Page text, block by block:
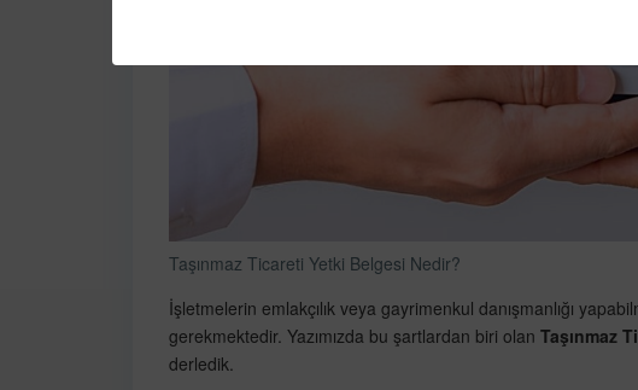
Taşınmaz Ticareti Yetki Belgesi Nedir?
İşletmelerin emlakçılık veya gayrimenkul danışmanlığı
gerekmektedir. Yazımızda bu şartlardan biri olan Taşınmaz
derledik.